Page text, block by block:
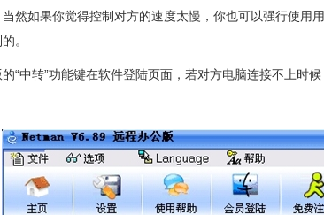
然如果你觉得控制对方的速度太慢，你也可以强行使用
。
“中转”功能键在软件登陆页面，若对方电脑连接不上时候